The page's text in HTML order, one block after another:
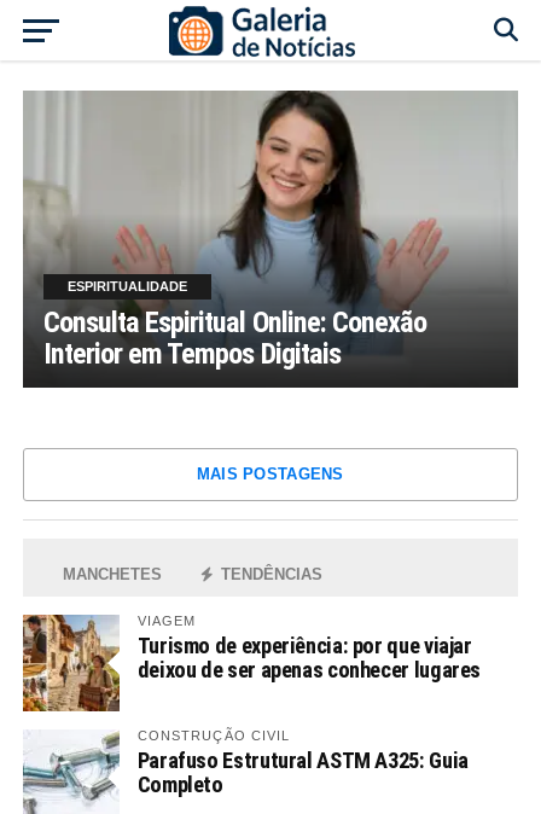
ESPIRITUALIDADE
Consulta Espiritual Online: Conexão
Interior em Tempos Digitais
MAIS POSTAGENS
MANCHETES TENDÊNCIAS
VIAGEM
Turismo de experiência: por que viajar
deixou de ser apenas conhecer lugares
CONSTRUÇÃO CIVIL
Parafuso Estrutural ASTM A325: Guia
Completo